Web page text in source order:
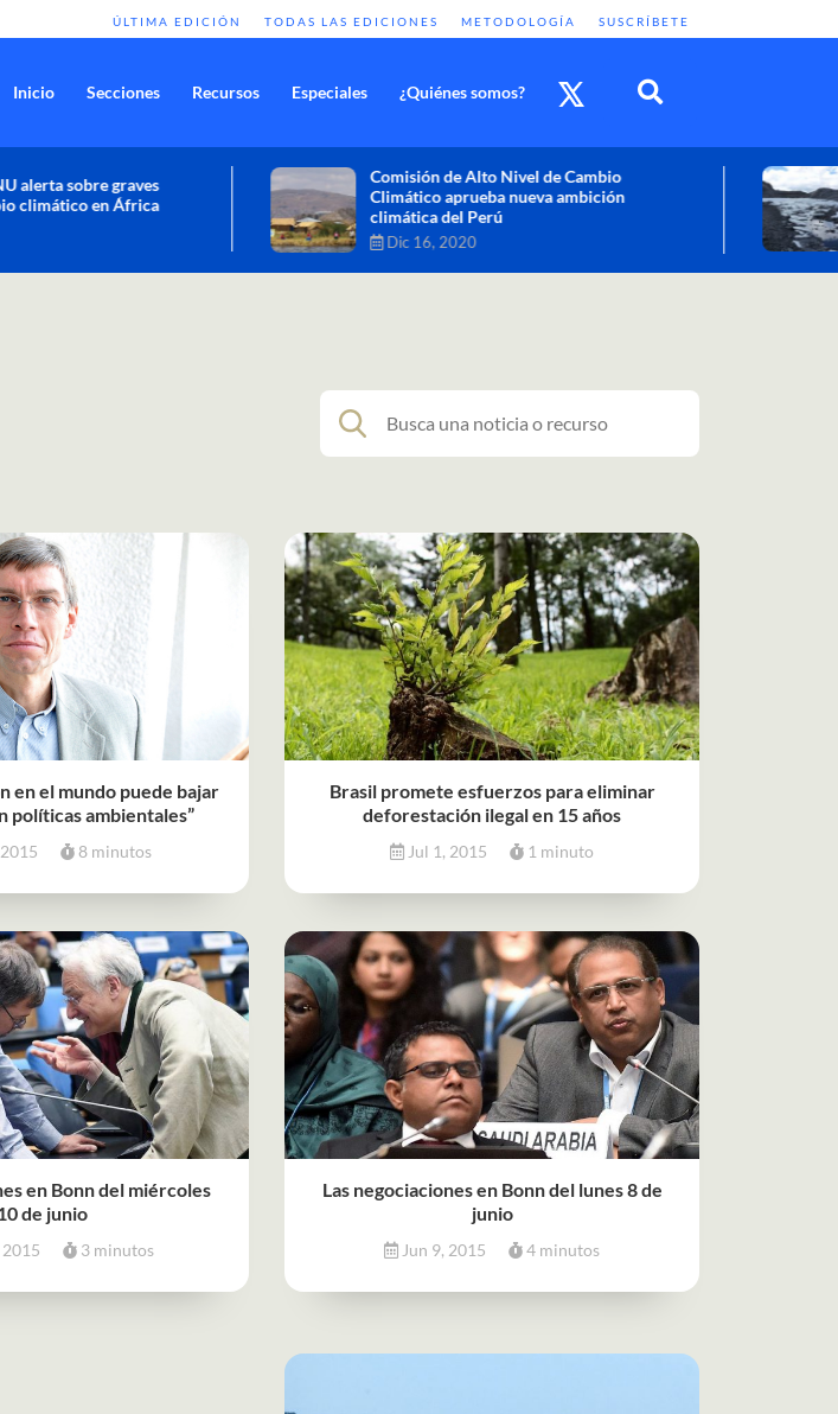
ÚLTIMA EDICIÓN TODAS LAS EDICIONES METODOLOGÍA SUSCRÍBETE
Inicio Secciones Recursos Especiales ¿Quiénes somos?
de Alto Nivel de Cambio
nueva ambición
Perú
Cambio climático: combatir sus efectos
como objetivo global y urgente
en el mundo puede bajar
políticas ambientales”
8 minutos
Brasil promete esfuerzos para eliminar
deforestación ilegal en 15 años
Jul 1, 2015 1 minuto
en Bonn del miércoles
de junio
2015 3 minutos
Las negociaciones en Bonn del lunes 8 de
junio
Jun 9, 2015 4 minutos